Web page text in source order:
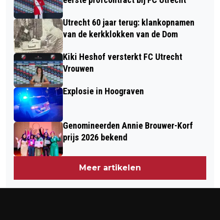
LEVEN TIJDENS EXPO ‘BEYOND THE
FRAME' IN RAUMUtrecht 60 jaar terug: klankopnamen
van de kerkklokken van de Dom
Kiki Heshof versterkt FC Utrecht
Vrouwen
Explosie in Hoograven
Genomineerden Annie Brouwer-Korf
prijs 2026 bekend
Meer artikelen